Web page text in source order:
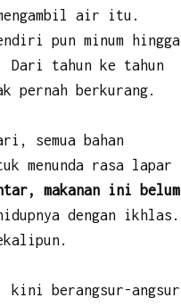
air itu.
pun minum hingga
Dari tahun ke tahun
pernah berkurang.
semua bahan
menunda rasa lapar
makanan ini belum
dengan ikhlas.
kini berangsur-angsur